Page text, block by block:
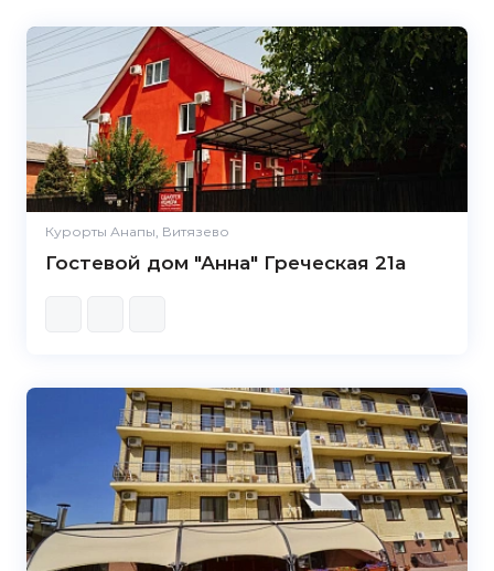
Курорты Анапы, Витязево
Гостевой дом "Анна" Греческая 21а